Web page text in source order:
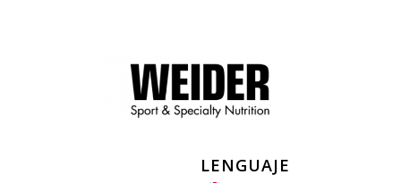
LENGUAJE